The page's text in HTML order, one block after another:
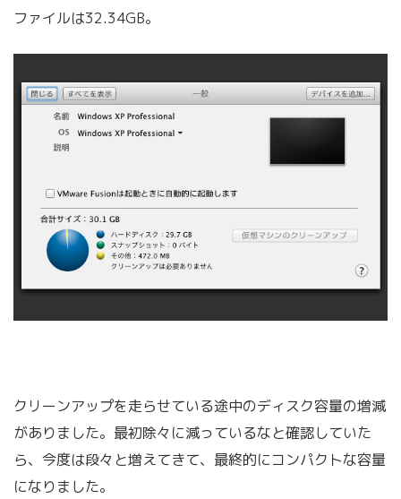
ファイルは32.34GB。
クリーンアップを走らせている途中のディスク容量の増減
がありました。最初除々に減っているなと確認していた
ら、今度は段々と増えてきて、最終的にコンパクトな容量
になりました。